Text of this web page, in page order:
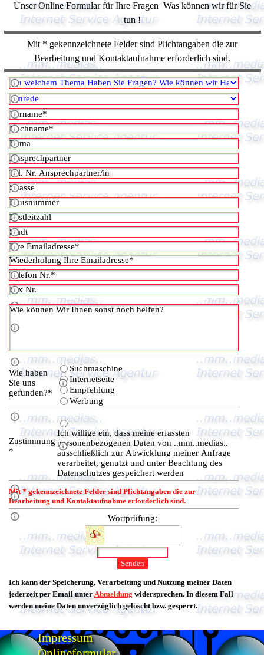
Unser Online Formular für Ihre Fragen Was können wir für Sie
tun !
Mit * gekennzeichnete Felder sind Plichtangaben die zur
Bearbeitung und Kontaktaufnahme erforderlich sind.
Zu welchem Thema Haben Sie Fragen? Wie können wir Helfen?
Anrede
Vorname
Nachname
Firmen Ansprechpartner
Ansprechpartner
Tel. Nr. Ansprechpartner/in
Strasse
Hausnummer
Postleitzahl
Stadt
Ihre Emailadresse
Telefon Nr.
Fax Nr.
Trennlinie
Wie können Wir Ihnen sonst noch helfen?
Trennlinie
Wie haben
Sie uns
gefunden?*
Suchmaschine
Internetseite
Empfehlung
Werbung
Wie haben Sie uns gefunden?
Trennlinie
Zustimmung
*
Ich willige ein, dass meine erfassten
personenbezogenen Daten von ..mm..medias..
ausschließlich zur Abwicklung meiner Anfrage
verarbeitet, genutzt und unter Beachtung des
Datenschutzes gespeichert werden
Trennlinie
Mit * gekennzeichnete Felder sind Plichtangaben die zur
Bearbeitung und Kontaktaufnahme erforderlich sind.
Mit * gekennzeichneten Felder sind Plichtangaben die zur
Trennlinie
Wortprüfung:
Ich kann der Speicherung, Verarbeitung und Nutzung meiner Daten
jederzeit per Email unterAbmeldung widersprechen. In diesem Fall
werden meine Daten unverzüglich gelöscht bzw. gesperrt.
Impressum